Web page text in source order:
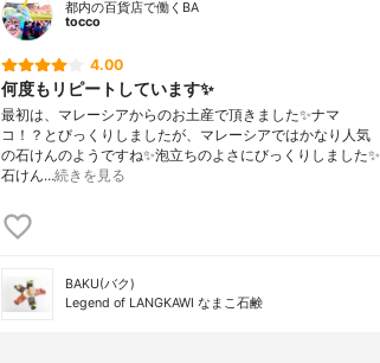
都内の百貨店で働くBA
tocco
4.00
何度もリピートしています✨
最初は、マレーシアからのお土産で頂きました✨ナマ
コ！？とびっくりしましたが、マレーシアではかなり人気
の石けんのようですね✨泡立ちのよさにびっくりしました✨
石けん…続きを見る
BAKU(バク)
Legend of LANGKAWI なまこ石鹸